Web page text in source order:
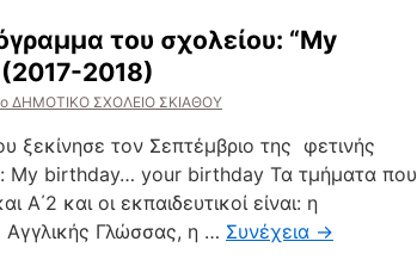
world”
του σχολείου: “My
2018)
ΔΗΜΟΤΙΚΟ ΣΧΟΛΕΙΟ ΣΚΙΑΘΟΥ
ξεκίνησε τον Σεπτέμβριο της φετινής
My birthday… your birthday Τα τμήματα που
Α΄2 και οι εκπαιδευτικοί είναι: η
Αγγλικής Γλώσσας, η … Συνέχεια →